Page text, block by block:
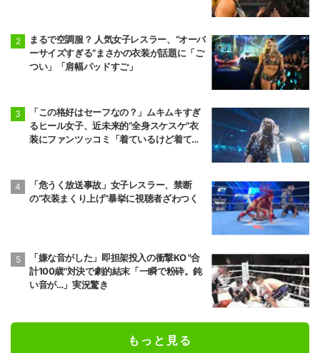
まるで空調服？ 人気女子レスラー、“オーバ
ーサイズすぎる”まさかの衣装が話題に「ご
つい」「肩幅パッドすご」
「この格好はセーフなの？」ムキムキすぎ
るヒール女子、近未来的“全身スケスケ”衣
装にファンツッコミ「着ているけど着てい
「危うく放送事故」女子レスラー、禁断
の“衣装まくり上げ”暴挙に視聴者ざわつく
「嫌な音がした」即担架投入の衝撃KO "合
計100歳"対決で劇的結末「一瞬で粉砕。鈍
い音が…」実況驚き
もっと見る